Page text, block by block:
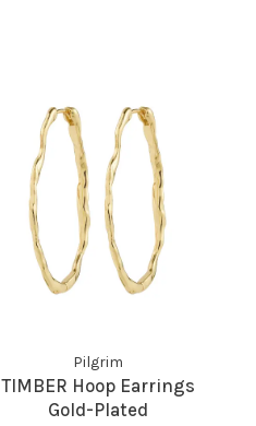
Pilgrim
TIMBER Hoop Earrings
Gold-Plated